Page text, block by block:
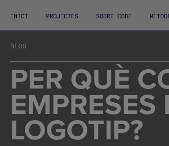
INICI PROJECTES SOBRE CODE
BLOG
PER QUÈ
LOGOTIP?